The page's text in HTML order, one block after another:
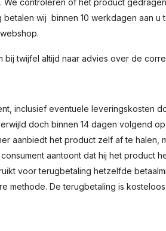
We controleren of het product
wij binnen 10 werkdagen aan u
twijfel altijd naar advies over de
inclusief eventuele leveringskosten
doch binnen 14 dagen volgend
aanbiedt het product zelf af te halen,
aantoont dat hij het product
voor terugbetaling hetzelfde
methode. De terugbetaling is